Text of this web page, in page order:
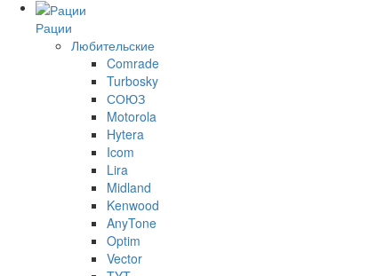
Рации
Любительские
Comrade
Turbosky
СОЮЗ
Motorola
Hytera
Icom
Lira
Midland
Kenwood
AnyTone
Optim
Vector